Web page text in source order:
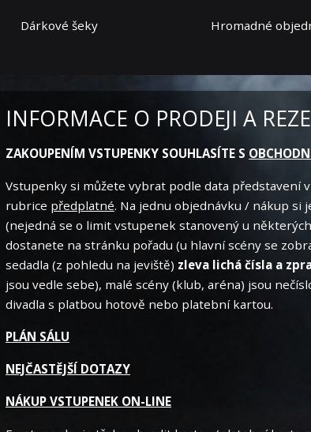
Dárkové šeky Hromadné
INFORMACE O PRODEJI A
ZAKOUPENÍM VSTUPENKY SOUHLASÍTE S
Vstupenky si můžete vybrat podle data představení
rubrice předplatné. Na jednu objednávku / nákup si
(nejedná se o limit vstupenek stanovený u
dostanete na stránku pořadu (u hlavní scény se
sedadla (z pohledu na jeviště) zleva lichá čísla a
jsou vedle sebe), malé scény (klub, aréna) jsou
divadla s platbou hotově nebo platební kartou.
PLÁN SÁLU
NEJČASTĚJŠÍ DOTAZY
NÁKUP VSTUPENEK ON-LINE